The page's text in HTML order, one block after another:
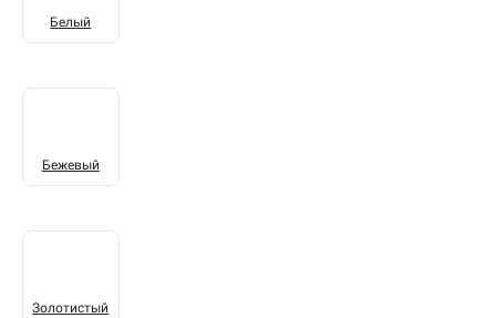
Белый
Бежевый
Золотистый